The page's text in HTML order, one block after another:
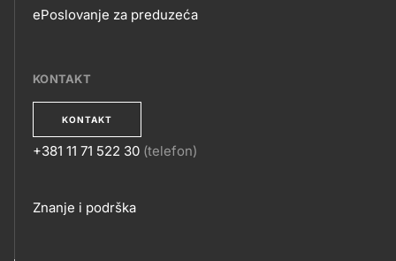
ePoslovanje za preduzeća
KONTAKT
KONTAKT
+381 11 71 522 30 (telefon)
Footer
Znanje i podrška